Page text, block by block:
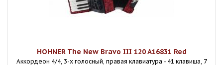
HOHNER The New Bravo III 120 A16831 Red
Аккордеон 4/4, 3-х голосный, правая клавиатура - 41 клавиша, 7